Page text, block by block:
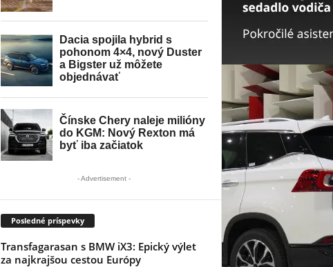
- Advertisement -
Posledné príspevky
Transfagarasan s BMW iX3: Epický výlet
za najkrajšou cestou Európy